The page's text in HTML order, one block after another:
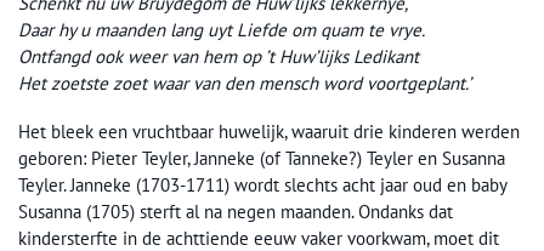
Daar hy u maanden lang uyt Liefde om quam te vrye.
Ontfangd ook weer van hem op ’t Huw’lijks Ledikant
Het zoetste zoet waar van den mensch word voortgeplant.’
Het bleek een vruchtbaar huwelijk, waaruit drie kinderen werden
geboren: Pieter Teyler, Janneke (of Tanneke?) Teyler en Susanna
Teyler. Janneke (1703-1711) wordt slechts acht jaar oud en baby
Susanna (1705) sterft al na negen maanden. Ondanks dat
kindersterfte in de achttiende eeuw vaker voorkwam, moet dit